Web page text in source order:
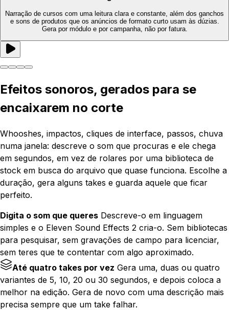
Narração de cursos com uma leitura clara e constante, além dos ganchos
e sons de produtos que os anúncios de formato curto usam às dúzias.
Gera por módulo e por campanha, não por fatura.
Efeitos sonoros, gerados para se
encaixarem no corte
Whooshes, impactos, cliques de interface, passos, chuva
numa janela: descreve o som que procuras e ele chega
em segundos, em vez de rolares por uma biblioteca de
stock em busca do arquivo que quase funciona. Escolhe a
duração, gera alguns takes e guarda aquele que ficar
perfeito.
Digita o som que queres Descreve-o em linguagem
simples e o Eleven Sound Effects 2 cria-o. Sem bibliotecas
para pesquisar, sem gravações de campo para licenciar,
sem teres que te contentar com algo aproximado.
Até quatro takes por vez Gera uma, duas ou quatro
variantes de 5, 10, 20 ou 30 segundos, e depois coloca a
melhor na edição. Gera de novo com uma descrição mais
precisa sempre que um take falhar.